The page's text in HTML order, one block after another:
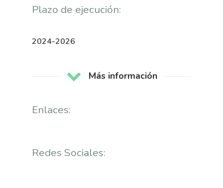
Plazo de ejecución:
2024-2026
Más información
Enlaces:
Redes Sociales:
Nosotros